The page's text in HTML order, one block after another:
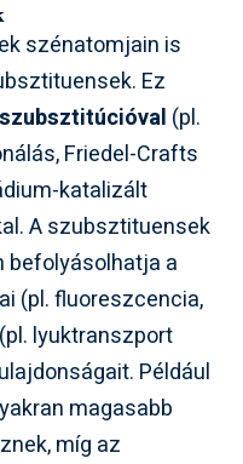
szénatomjain is
Ez
(pl.
Friedel-Crafts
katalizált
A szubsztituensek
befolyásolhatja a
(pl. fluoreszcencia,
lyuktranszport
Például
magasabb
míg az